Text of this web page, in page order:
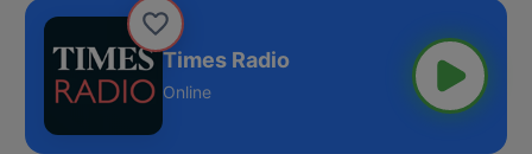
Times Radio
Online